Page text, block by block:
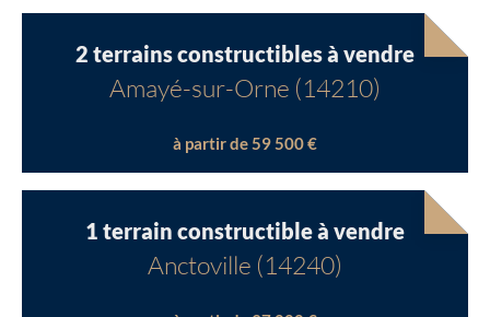
2 terrains constructibles à vendre
Amayé-sur-Orne (14210)
à partir de 59 500 €
1 terrain constructible à vendre
Anctoville (14240)